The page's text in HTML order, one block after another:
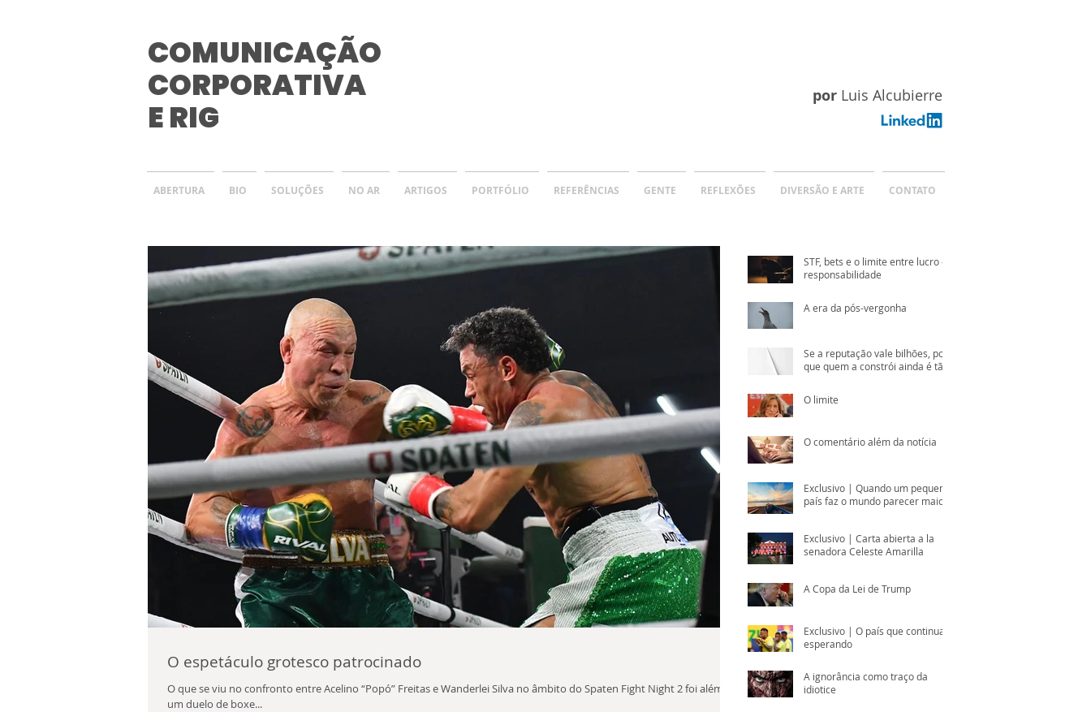
COMUNICAÇÃO
CORPORATIVA
E RIG
por Luis Alcubierre
ABERTURA BIO SOLUÇÕES NO AR ARTIGOS PORTFÓLIO REFERÊNCIAS GENTE REFLEXÕES DIVERSÃO E ARTE CONTATO
O espetáculo grotesco patrocinado
O que se viu no confronto entre Acelino “Popó” Freitas e Wanderlei Silva no âmbito do Spaten Fight Night 2 foi além de
um duelo de boxe...
STF, bets e o limite entre lucro e
responsabilidade
A era da pós-vergonha
Se a reputação vale bilhões, por
que quem a constrói ainda é tão
O limite
O comentário além da notícia
Exclusivo | Quando um pequeno
país faz o mundo parecer maior
Exclusivo | Carta abierta a la
senadora Celeste Amarilla
A Copa da Lei de Trump
Exclusivo | O país que continua
esperando
A ignorância como traço da
idiotice